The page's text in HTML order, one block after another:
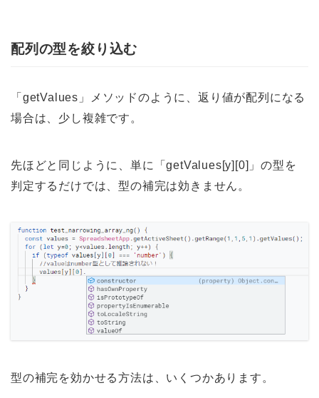
配列の型を絞り込む
「getValues」メソッドのように、返り値が配列になる
場合は、少し複雑です。
先ほどと同じように、単に「getValues[y][0]」の型を
判定するだけでは、型の補完は効きません。
型の補完を効かせる方法は、いくつかあります。